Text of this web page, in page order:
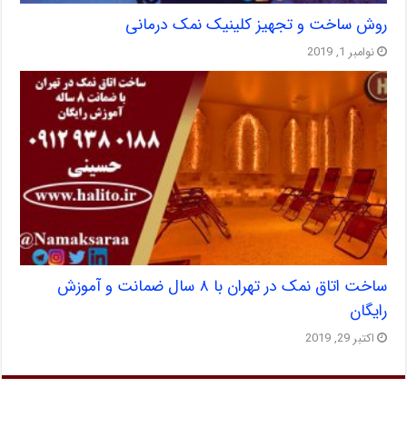
روش ساخت و تجهیز کلینیک نمک درمانی
نوامبر 1, 2019
ساخت اتاق نمک در تهران با ۸ سال ضمانت و آموزش
رایگان
اکتبر 29, 2019